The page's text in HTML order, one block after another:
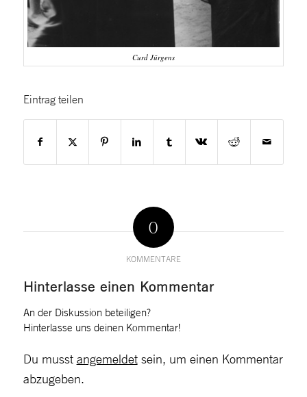
Curd Jürgens
Eintrag teilen
0
KOMMENTARE
Hinterlasse einen Kommentar
An der Diskussion beteiligen?
Hinterlasse uns deinen Kommentar!
Du musst angemeldetsein, um einen Kommentar
abzugeben.